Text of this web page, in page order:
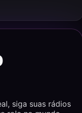
siga suas rádios